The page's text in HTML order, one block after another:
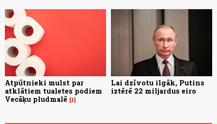
Atpūtnieki mulst par
atklātiem tualetes podiem
Vecāķu pludmalē
1
Lai dzīvotu ilgāk, Putins
iztērē 22 miljardus eiro